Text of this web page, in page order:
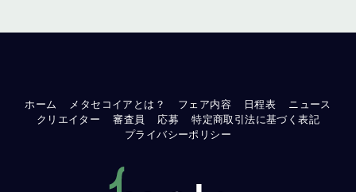
ホーム メタセコイアとは？ フェア内容 日程表
ニュース
クリエイター
審査員 応募
特定商取引法に基づく表記
プライバシーポリシー